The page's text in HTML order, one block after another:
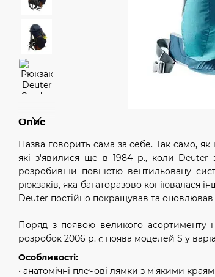
Опис
Назва говорить сама за себе. Так само, як
які з'явилися ще в 1984 р., коли Deuter
розробивши повністю вентильовану
рюкзаків, яка багаторазово копіювалася
Deuter постійно покращував та оновлював
Поряд з появою великого асортименту
розробок 2006 р. є поява моделей S у
Особливості:
• анатомічні плечові лямки з м'якими